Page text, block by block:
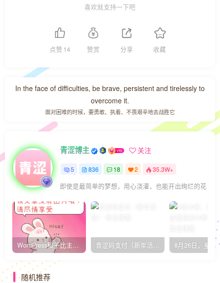
喜欢就支持一下吧
点赞 14 赞赏 分享 收藏
In the face of difficulties, be brave, persistent and tirelessly to
overcome it.
面对困难的时候，要勇敢、执着、不畏艰辛地去战胜它
青涩博主 关注
5 836 18 2 35.3W+
即使是最简单的梦想，用心浇灌，也能开出绚烂的花
WordPress和子比主题模板&网站美化方法教程-已更新到:23-01-8 青涩码支付（新年活动）
随机推荐